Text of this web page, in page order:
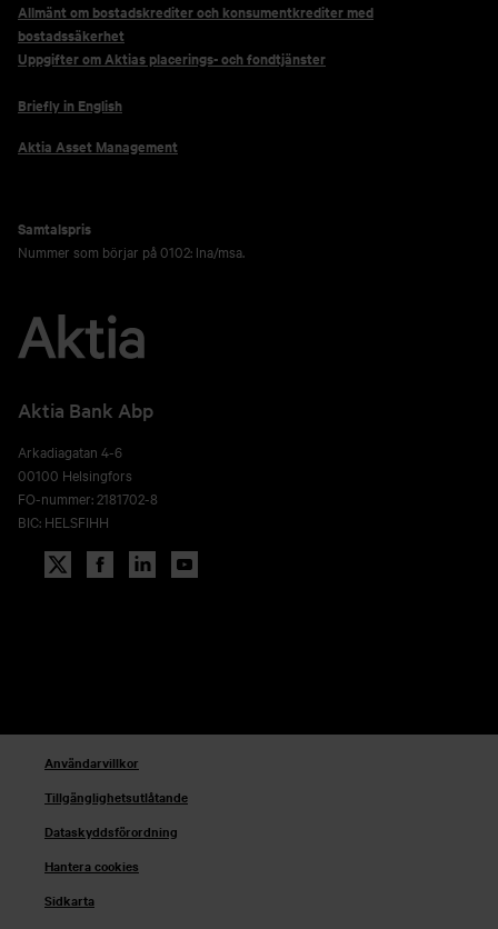
Allmänt om bostadskrediter och konsumentkrediter med
bostadssäkerhet
Uppgifter om Aktias placerings- och fondtjänster
Briefly in English
Aktia Asset Management
Samtalspris
Nummer som börjar på 0102: lna/msa.
Aktia Bank Abp
Arkadiagatan 4-6
00100 Helsingfors
FO-nummer: 2181702-8
BIC: HELSFIHH
Användarvillkor
Tillgänglighetsutlåtande
Dataskyddsförordning
Hantera cookies
Sidkarta